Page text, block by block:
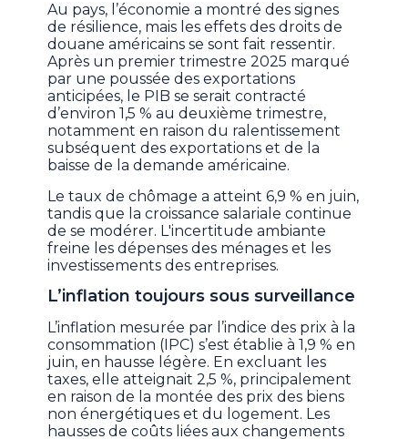
Au pays, l’économie a montré des signes
de résilience, mais les effets des droits de
douane américains se sont fait ressentir.
Après un premier trimestre 2025 marqué
par une poussée des exportations
anticipées, le PIB se serait contracté
d’environ 1,5 % au deuxième trimestre,
notamment en raison du ralentissement
subséquent des exportations et de la
baisse de la demande américaine.
Le taux de chômage a atteint 6,9 % en juin,
tandis que la croissance salariale continue
de se modérer. L'incertitude ambiante
freine les dépenses des ménages et les
investissements des entreprises.
L’inflation toujours sous surveillance
L’inflation mesurée par l’indice des prix à la
consommation (IPC) s’est établie à 1,9 % en
juin, en hausse légère. En excluant les
taxes, elle atteignait 2,5 %, principalement
en raison de la montée des prix des biens
non énergétiques et du logement. Les
hausses de coûts liées aux changements